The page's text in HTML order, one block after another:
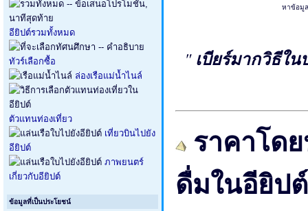
อียิปต์รวมทั้งหมด
ทัวร์เลือกซื้อ
ล่องเรือแม่น้ำไนล์
ตัวแทนท่องเที่ยว
เที่ยวบินไปยัง
อียิปต์
ภาพยนตร์
เกี่ยวกับอียิปต์
ข้อมูลที่เป็นประโยชน์
หาข้อมูล
" เบียร์มากวิธีใ
ราคาโด
ดื่มในอียิปต์